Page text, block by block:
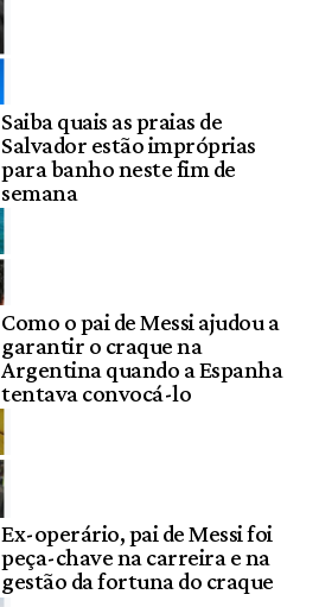
Saiba quais as praias de
Salvador estão impróprias
para banho neste fim de
semana
Como o pai de Messi ajudou a
garantir o craque na
Argentina quando a Espanha
tentava convocá-lo
Ex-operário, pai de Messi foi
peça-chave na carreira e na
gestão da fortuna do craque